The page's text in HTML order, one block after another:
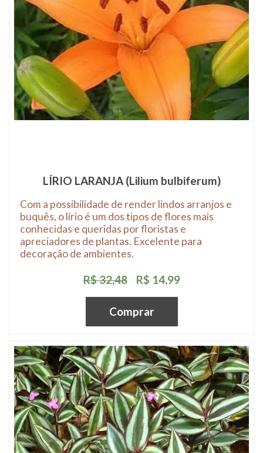
LÍRIO LARANJA (Lilium bulbiferum)
Com a possibilidade de render lindos arranjos e
buquês, o lírio é um dos tipos de flores mais
conhecidas e queridas por floristas e
apreciadores de plantas. Excelente para
decoração de ambientes.
R$ 32,48 R$ 14,99
Comprar